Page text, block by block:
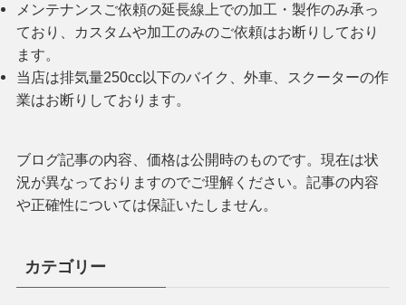
メンテナンスご依頼の延長線上での加工・製作のみ承っ
ており、カスタムや加工のみのご依頼はお断りしており
ます。
当店は排気量250cc以下のバイク、外車、スクーターの作
業はお断りしております。
ブログ記事の内容、価格は公開時のものです。現在は状
況が異なっておりますのでご理解ください。記事の内容
や正確性については保証いたしません。
カテゴリー